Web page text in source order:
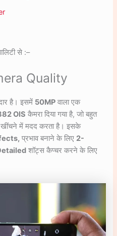
से :–
Quality
है। इसमें 50MP वाला एक
OIS कैमरा दिया गया है, जो बहुत
खींचने में मदद करता है। इसके
प्रभाव बनाने के लिए 2-
शॉट्स कैप्चर करने के लिए